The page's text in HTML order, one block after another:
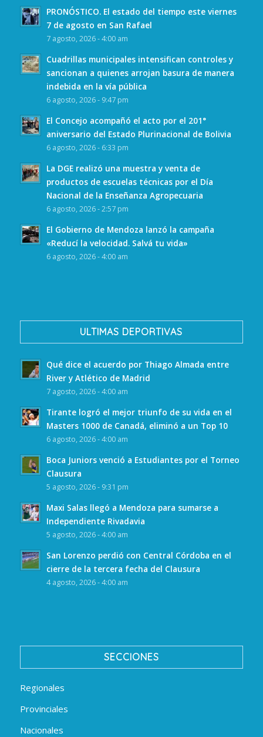
PRONÓSTICO. El estado del tiempo este viernes
7 de agosto en San Rafael
7 agosto, 2026 - 4:00 am
Cuadrillas municipales intensifican controles y
sancionan a quienes arrojan basura de manera
indebida en la vía pública
6 agosto, 2026 - 9:47 pm
El Concejo acompañó el acto por el 201°
aniversario del Estado Plurinacional de Bolivia
6 agosto, 2026 - 6:33 pm
La DGE realizó una muestra y venta de
productos de escuelas técnicas por el Día
Nacional de la Enseñanza Agropecuaria
6 agosto, 2026 - 2:57 pm
El Gobierno de Mendoza lanzó la campaña
«Reducí la velocidad. Salvá tu vida»
6 agosto, 2026 - 4:00 am
ULTIMAS DEPORTIVAS
Qué dice el acuerdo por Thiago Almada entre
River y Atlético de Madrid
7 agosto, 2026 - 4:00 am
Tirante logró el mejor triunfo de su vida en el
Masters 1000 de Canadá, eliminó a un Top 10
6 agosto, 2026 - 4:00 am
Boca Juniors venció a Estudiantes por el Torneo
Clausura
5 agosto, 2026 - 9:31 pm
Maxi Salas llegó a Mendoza para sumarse a
Independiente Rivadavia
5 agosto, 2026 - 4:00 am
San Lorenzo perdió con Central Córdoba en el
cierre de la tercera fecha del Clausura
4 agosto, 2026 - 4:00 am
SECCIONES
Regionales
Provinciales
Nacionales